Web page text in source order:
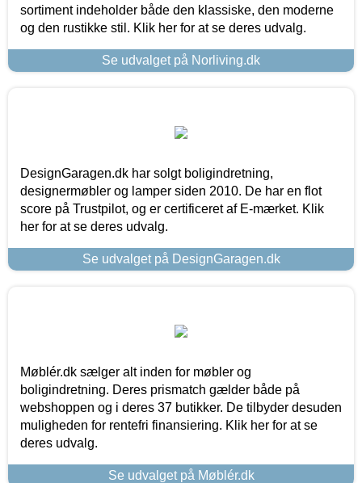
sortiment indeholder både den klassiske, den moderne
og den rustikke stil. Klik her for at se deres udvalg.
Se udvalget på Norliving.dk
DesignGaragen.dk har solgt boligindretning,
designermøbler og lamper siden 2010. De har en flot
score på Trustpilot, og er certificeret af E-mærket. Klik
her for at se deres udvalg.
Se udvalget på DesignGaragen.dk
Møblér.dk sælger alt inden for møbler og
boligindretning. Deres prismatch gælder både på
webshoppen og i deres 37 butikker. De tilbyder desuden
muligheden for rentefri finansiering. Klik her for at se
deres udvalg.
Se udvalget på Møblér.dk